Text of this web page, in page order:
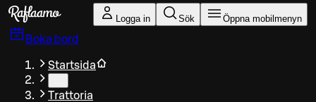
Gå till huvudinnehållet
Logga in Sök Öppna mobilmenyn
Boka bord
Startsida
Trattoria